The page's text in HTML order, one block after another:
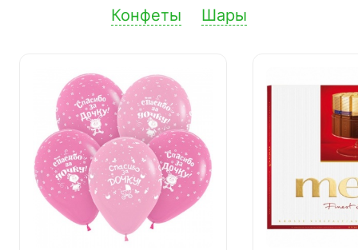
Конфеты Шары